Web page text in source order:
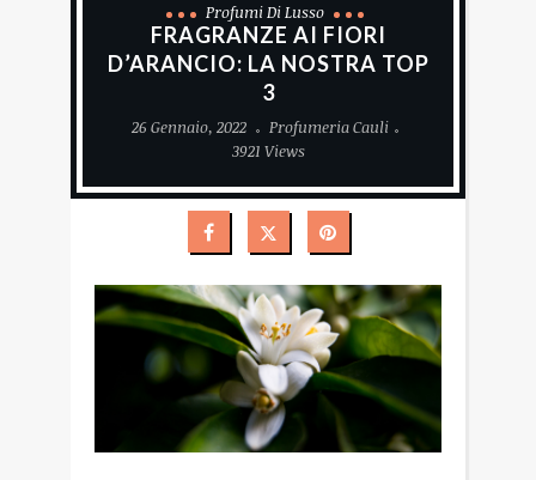
Profumi Di Lusso
FRAGRANZE AI FIORI
D’ARANCIO: LA NOSTRA TOP
3
26 Gennaio, 2022
Profumeria Cauli
3921 Views